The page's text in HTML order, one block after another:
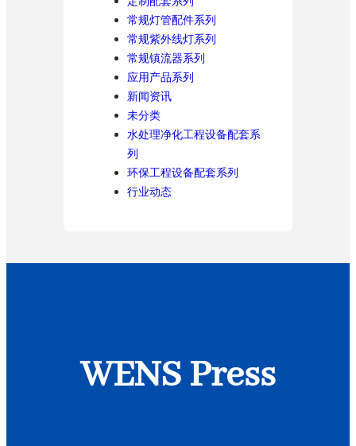
常规灯管配件系列
常规紫外线灯系列
常规镇流器系列
应用产品系列
新闻资讯
未分类
水处理净化工程设备配套系
列
环保工程设备配套系列
行业动态
WENS Press